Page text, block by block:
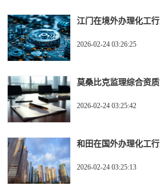
江门在境外办理化工
2026-02-24 03:26:25
莫桑比克监理综合资
2026-02-24 03:25:42
和田在国外办理化工
2026-02-24 03:25:13